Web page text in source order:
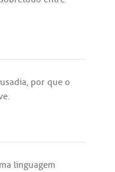
, por que o
.
linguagem